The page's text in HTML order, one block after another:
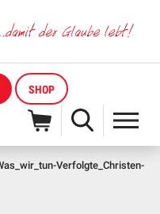
SHOP
Verfolgte_Christen-